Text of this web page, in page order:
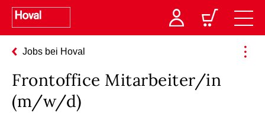
Jobs bei Hoval
Frontoffice Mitarbeiter/in
(m/w/d)